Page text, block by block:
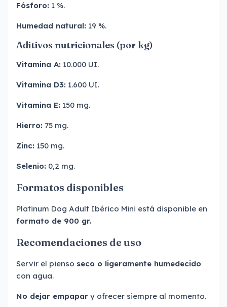
Fósforo: 1 %.
Humedad natural: 19 %.
Aditivos nutricionales (por kg)
Vitamina A: 10.000 UI.
Vitamina D3: 1.600 UI.
Vitamina E: 150 mg.
Hierro: 75 mg.
Zinc: 150 mg.
Selenio: 0,2 mg.
Formatos disponibles
Platinum Dog Adult Ibérico Mini está disponible en
formato de 900 gr.
Recomendaciones de uso
Servir el pienso seco o ligeramente humedecido
con agua.
No dejar empapar y ofrecer siempre al momento.